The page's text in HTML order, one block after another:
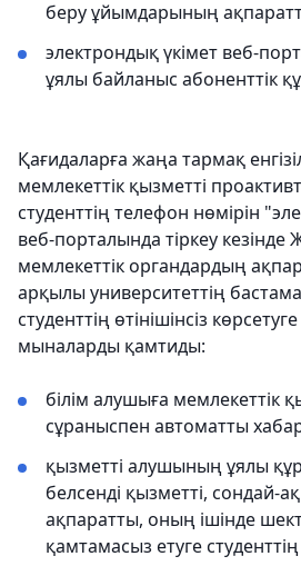
беру ұйымдарының
электрондық үкімет веб-
ұялы байланыс абоненттік
Қағидаларға жаңа тармақ
мемлекеттік қызметті
студенттің телефон нөмірін
веб-порталында тіркеу
мемлекеттік органдардың
арқылы университеттің
студенттің өтінішінсіз
мыналарды қамтиды:
білім алушыға мемлекеттік
сұраныспен автоматты
қызметті алушының ұялы
белсенді қызметті, сондай-
ақпаратты, оның ішінде
қамтамасыз етуге студенттің